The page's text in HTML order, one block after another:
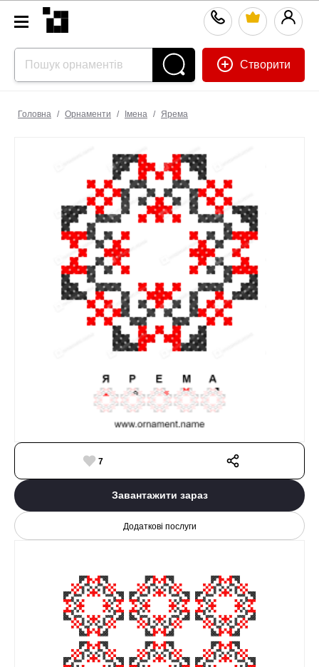
Створити
Головна / Орнаменти / Імена / Ярема
7
Завантажити зараз
Додаткові послуги